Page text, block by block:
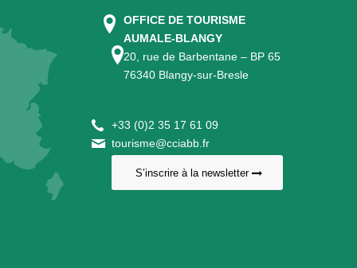
OFFICE DE TOURISME
AUMALE-BLANGY
20, rue de Barbentane – BP 65
76340 Blangy-sur-Bresle
+33 (0)2 35 17 61 09
tourisme@cciabb.fr
S’inscrire à la newsletter